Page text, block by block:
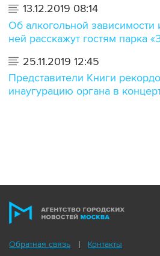
13.12.2019 08:14
Об алкогольной
ней расскажут гостям парка
25.11.2019 12:45
Представители Книги
инаугурацию органа в
Обратная связь Контакты